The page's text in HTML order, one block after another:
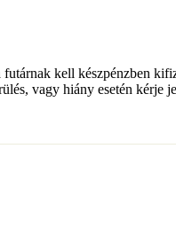
kell készpénzben
vagy hiány esetén